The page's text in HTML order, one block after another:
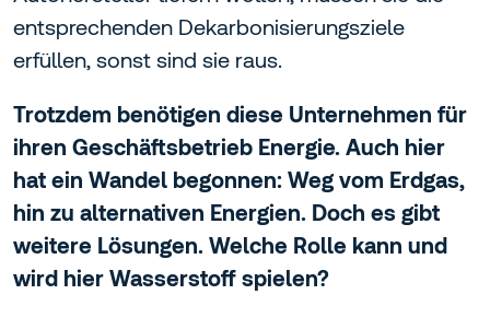
entsprechenden Dekarbonisierungsziele
erfüllen, sonst sind sie raus.
Trotzdem benötigen diese Unternehmen für
ihren Geschäftsbetrieb Energie. Auch hier
hat ein Wandel begonnen: Weg vom Erdgas,
hin zu alternativen Energien. Doch es gibt
weitere Lösungen. Welche Rolle kann und
wird hier Wasserstoff spielen?